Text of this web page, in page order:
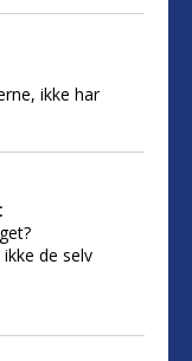
ikke har
de selv